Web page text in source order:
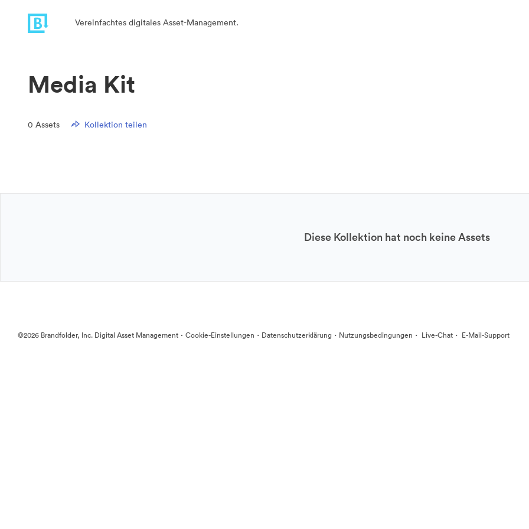
Vereinfachtes digitales Asset-Management.
Media Kit
0 Assets Kollektion teilen
Diese Kollektion hat noch keine Assets
©2026 Brandfolder, Inc. Digital Asset Management · Cookie-Einstellungen · Datenschutzerklärung · Nutzungsbedingungen · Live-Chat · E-Mail-Support